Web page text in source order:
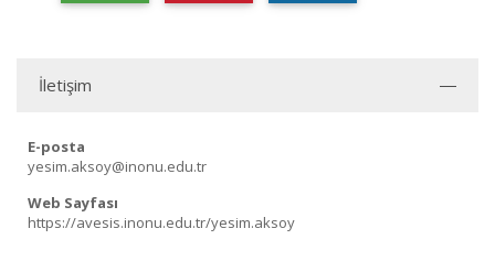
İletişim
E-posta
yesim.aksoy@inonu.edu.tr
Web Sayfası
https://avesis.inonu.edu.tr/yesim.aksoy